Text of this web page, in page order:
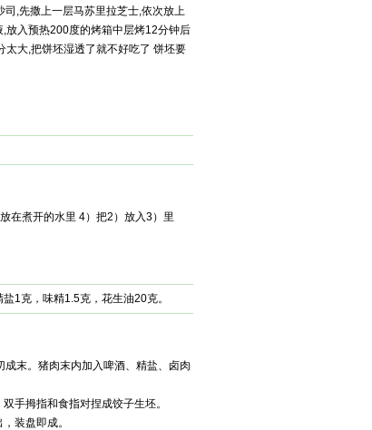
,先撒上一层马苏里拉芝士,依次放上
放入预热200度的烤箱中层烤12分钟后
太大,把饼坯湿透了就不好吃了 饼坯要
在煮开的水里 4）把2）放入3）里
1克，味精1.5克，花生油20克。
末。猪肉末内加入啤酒、精盐、卤肉
手拇指和食指对捏成饺子生坯。
装盘即成。